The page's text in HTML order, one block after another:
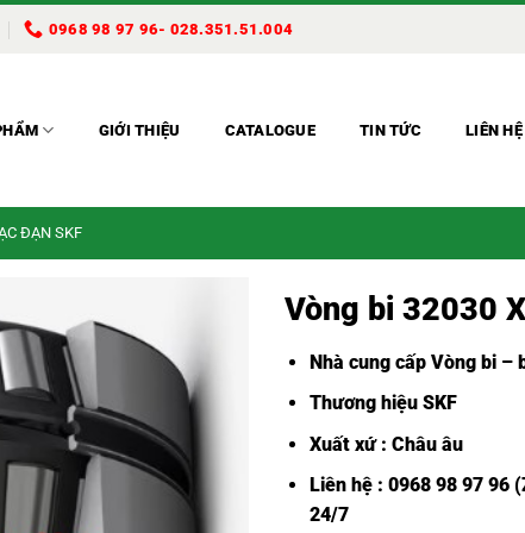
0968 98 97 96- 028.351.51.004
GIỚI THIỆU CATALOGUE TIN TỨC LIÊN HỆ
ĐẠN SKF
Vòng bi 32030
Nhà cung cấp Vòng bi –
Thương hiệu SKF
Xuất xứ : Châu âu
Liên hệ : 0968 98 97
24/7